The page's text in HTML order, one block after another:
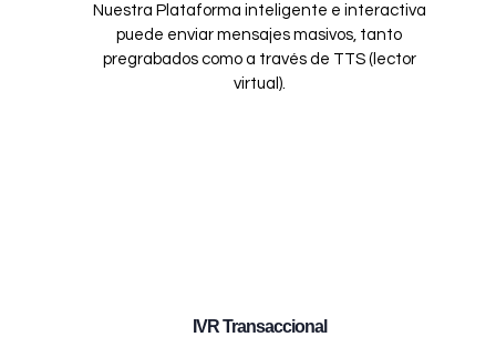
Nuestra Plataforma inteligente e interactiva
puede enviar mensajes masivos, tanto
pregrabados como a través de TTS (lector
virtual).
IVR Transaccional